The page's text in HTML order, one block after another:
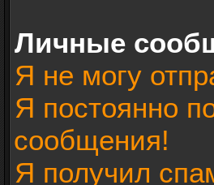
Личные
Я не могу
Я постоянно
сообщения!
Я получил